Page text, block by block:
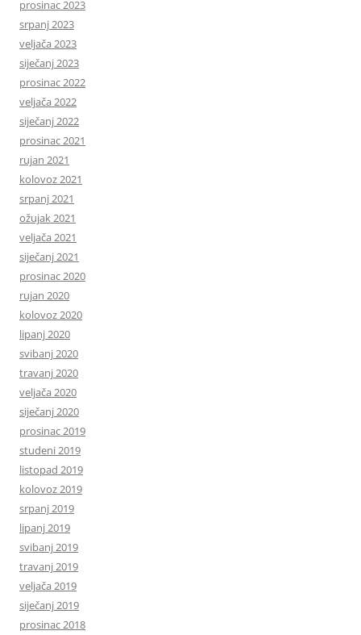
prosinac 2023
srpanj 2023
veljača 2023
siječanj 2023
prosinac 2022
veljača 2022
siječanj 2022
prosinac 2021
rujan 2021
kolovoz 2021
srpanj 2021
ožujak 2021
veljača 2021
siječanj 2021
prosinac 2020
rujan 2020
kolovoz 2020
lipanj 2020
svibanj 2020
travanj 2020
veljača 2020
siječanj 2020
prosinac 2019
studeni 2019
listopad 2019
kolovoz 2019
srpanj 2019
lipanj 2019
svibanj 2019
travanj 2019
veljača 2019
siječanj 2019
prosinac 2018